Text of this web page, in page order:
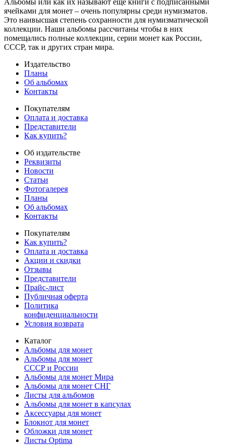
ячейками для монет – очень популярны среди нумизматов.
Это наивысшая степень сохранности для нумизматической
коллекции. Наши альбомы рассчитаны чтобы в них
помещались полные коллекции, серии монет как России,
СССР, так и других стран мира.
Издательство
Планы
Об альбомах
Контакты
Покупателям
Оплата и доставка
Представители
Как купить?
Об издательстве
Реквизиты
Новости
Статьи
Фотогалерея
Планы
Об альбомах
Контакты
Покупателям
Как купить?
Оплата и доставка
Акции и скидки
Отзывы
Представители
Прайс-лист
Публичная оферта
Политика
конфиденциальности
Условия возврата
Каталог
Альбомы для монет
Альбомы для монет
СССР и России
Альбомы для монет Мира
Альбомы для монет СНГ
Листы для альбомов
Альбомы для монет в капсулах
Аксессуары для монет
Блокнот для монет
Обложки для монет
Листы Optima